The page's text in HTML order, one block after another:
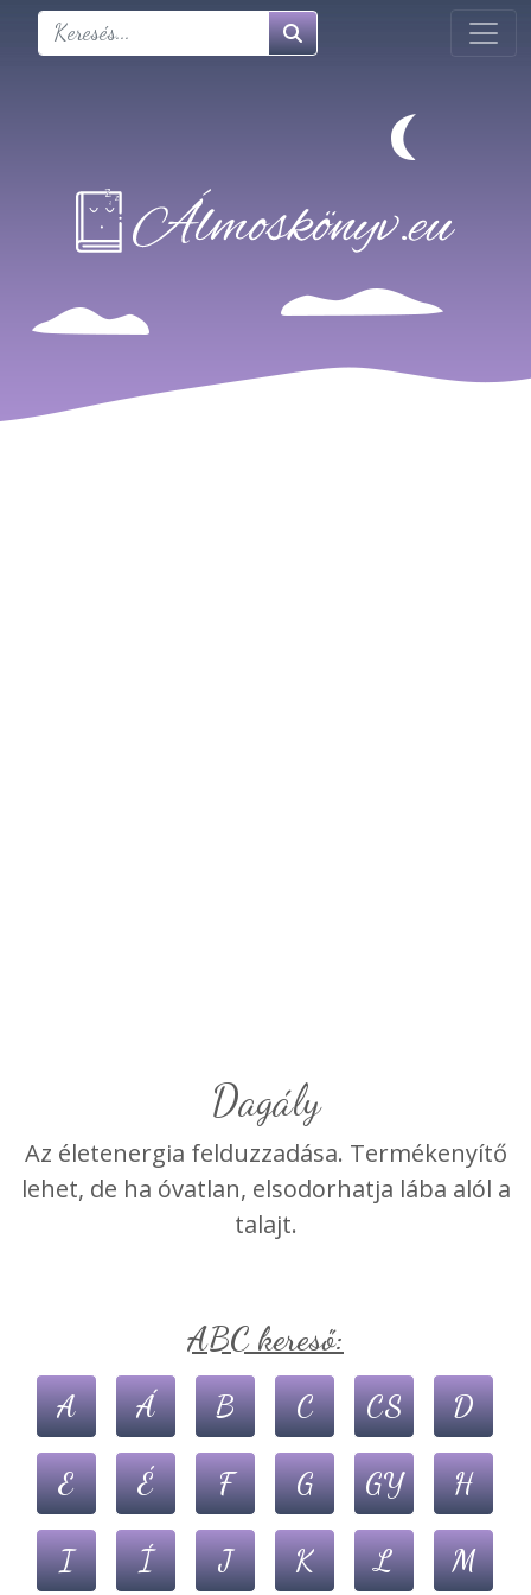
Dagály
Az életenergia felduzzadása. Termékenyítő
lehet, de ha óvatlan, elsodorhatja lába alól a
talajt.
ABC kereső:
A Á B C CS D
E É F G GY H
I Í J K L M